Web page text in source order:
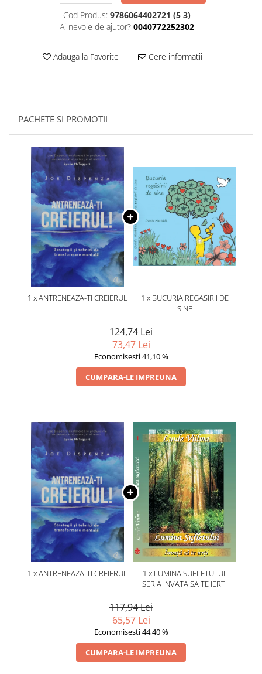
Cod Produs: 9786064402721 (5 3)
Ai nevoie de ajutor? 0040772252302
Adauga la Favorite Cere informatii
PACHETE SI PROMOTII
1 x ANTRENEAZA-TI CREIERUL
1 x BUCURIA REGASIRII DE
SINE
124,74 Lei
73,47 Lei
Economisesti 41,10 %
CUMPARA-LE IMPREUNA
1 x ANTRENEAZA-TI CREIERUL
1 x LUMINA SUFLETULUI.
SERIA INVATA SA TE IERTI
117,94 Lei
65,57 Lei
Economisesti 44,40 %
CUMPARA-LE IMPREUNA